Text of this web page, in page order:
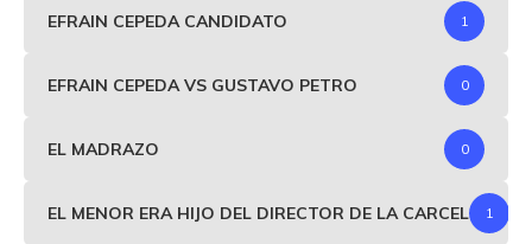
EFRAIN CEPEDA CANDIDATO 1
EFRAIN CEPEDA VS GUSTAVO PETRO 0
EL MADRAZO 0
EL MENOR ERA HIJO DEL DIRECTOR DE LA CARCEL 1